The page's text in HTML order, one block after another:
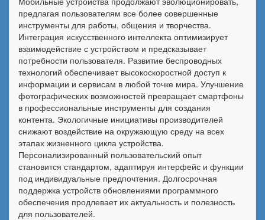
предлагая пользователям все более совершенные
инструменты для работы, общения и творчества.
Интеграция искусственного интеллекта оптимизирует
взаимодействие с устройством и предсказывает
потребности пользователя. Развитие беспроводных
технологий обеспечивает высокоскоростной доступ к
информации и сервисам в любой точке мира. Улучшение
фотографических возможностей превращает смартфоны
в профессиональные инструменты для создания
контента. Экологичные инициативы производителей
снижают воздействие на окружающую среду на всех
этапах жизненного цикла устройства.
Персонализированный пользовательский опыт
становится стандартом, адаптируя интерфейс и функции
под индивидуальные предпочтения. Долгосрочная
поддержка устройств обновлениями программного
обеспечения продлевает их актуальность и полезность
для пользователей.